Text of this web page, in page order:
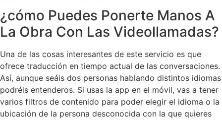
¿cómo Puedes Ponerte Manos A
La Obra Con Las Videollamadas?
Una de las cosas interesantes de este servicio es que
ofrece traducción en tiempo actual de las conversaciones.
Así, aunque seáis dos personas hablando distintos idiomas
podréis entenderos. Si usas la app en el móvil, vas a tener
varios filtros de contenido para poder elegir el idioma o la
ubicación de la persona desconocida con la que quieres